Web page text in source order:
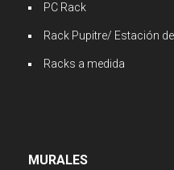
PC Rack
Rack Pupitre/ Estación
Racks a medida
MURALES